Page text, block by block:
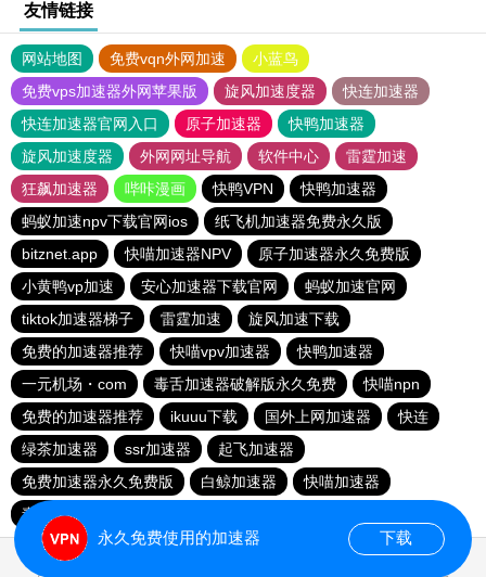
友情链接
网站地图 免费vqn外网加速
小蓝鸟
免费vps加速器外网苹果版
旋风加速度器
快连加速器
快连加速器官网入口
原子加速器
快鸭加速器
旋风加速度器
外网网址导航 软件中心
雷霆加速
狂飙加速器
哔咔漫画 快鸭VPN
快鸭加速器
蚂蚁加速npv下载官网ios
纸飞机加速器免费永久版
bitznet.app
快喵加速器NPV
原子加速器永久免费版
小黄鸭vp加速
安心加速器下载官网
蚂蚁加速官网
tiktok加速器梯子
雷霆加速
旋风加速下载
免费的加速器推荐
快喵vpv加速器
快鸭加速器
一元机场・com
毒舌加速器破解版永久免费
快喵npn
免费的加速器推荐
ikuuu下载 国外上网加速器
快连
绿茶加速器
ssr加速器
起飞加速器
免费加速器永久免费版
白鲸加速器
快喵加速器
毒舌加速器破解版永久免费
永久免费使用的加速器 下载